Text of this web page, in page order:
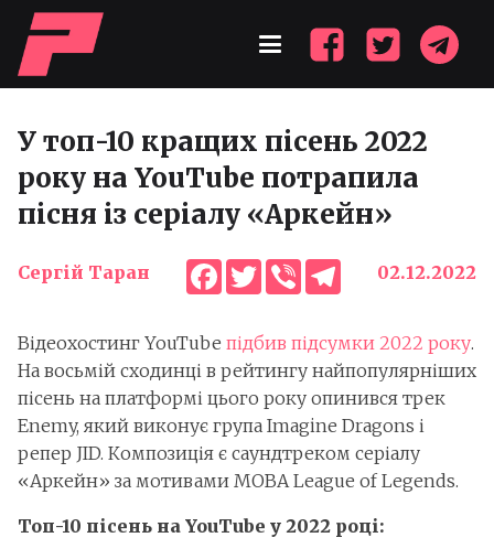
У топ-10 кращих пісень 2022
року на YouTube потрапила
пісня із серіалу «Аркейн»
Сергій Таран Facebook
TwitterViber Telegram
02.12.2022
Відеохостинг YouTube підбив підсумки 2022 року.
На восьмій сходинці в рейтингу найпопулярніших
пісень на платформі цього року опинився трек
Enemy, який виконує група Imagine Dragons і
репер JID. Композиція є саундтреком серіалу
«Аркейн» за мотивами MOBA League of Legends.
Топ-10 пісень на YouTube у 2022 році: